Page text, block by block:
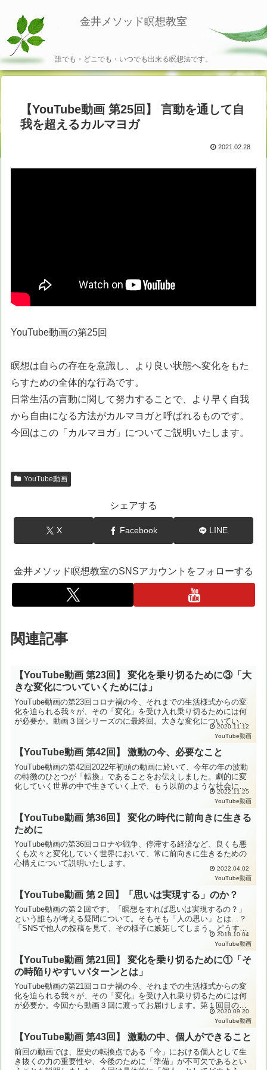
金井メソッド瞑想教室
誰でも・どこでも・いつでも出来る瞑想法です。
【YouTube動画 第25回】 言動を通して自
我を超えるカルマヨガ
2021.02.28
YouTube動画の第25回
瞑想は自らの存在を意識し、より良い状態へ変化をもた
らすための全体的な行為です。
日常生活の言動に関して努力することで、より早く自我
から自由になる方法がカルマヨガと呼ばれるものです。
今回はこの「カルマヨガ」についてご説明いたします。
YouTube動画
シェアする
X Facebook LINE
金井メソッド瞑想教室のSNSアカウントをフォローする
関連記事
【YouTube動画 第23回】 変化を乗り切るために③「大
きな変化についていくためには」
YouTube動画の第23回コロナ禍の今、それまでの生活様式からの変
化を迫られる我々が、その「変化」を受け入れ乗り切るためには何
が必要か。動画３回シリーズのに最終回。大きな変化についていく
2020.11.12
YouTube動画
【YouTube動画 第42回】 激動の今、必要なこと
YouTube動画の第42回2022年初頭の動画に於いて、今年の年の波動
の特徴のひとつが「転換」であることをお伝えしました。劇的に変
化していく世界の中で生きていく上で、もう以前のような社会には
2022.11.25
YouTube動画
【YouTube動画 第36回】 変化の時代に前向きに生きる
ために
YouTube動画の第36回コロナや戦争、停滞する経済など、良くも悪
くも次々と変化していく世界において、常に前向きに生きるための
心構えについて説明いたします。
2022.04.02
YouTube動画
【YouTube動画 第２回】「思いは実現する」のか？
YouTube動画の第２回です。「瞑想をすれば思いは実現するの？」
という誰もが考える疑問について。そもそも「人の思い」とは…？
「SNSで他人の投稿を見て、その様子に嫉妬してしまう。どうすれ
ばいいのでしょう？」という質問にもお答えします。動画...2018.10.04
YouTube動画
【YouTube動画 第21回】 変化を乗り切るために①「そ
の時陥りやすいパターンとは」
YouTube動画の第21回コロナ禍の今、それまでの生活様式からの変
化を迫られる我々が、その「変化」を受け入れ乗り切るためには何
が必要か。今回から動画３回に渡ってお届けします。第１回目の今
回は、人が変化を迫られたときに陥りやすい落とし穴と、...2020.09.20
YouTube動画
【YouTube動画 第43回】 激動の中、個人ができること
前回の動画では、歴史の転換点である「今」における個人として生
き抜くの力の重要性や、今後のために「準備」が不可欠であるとい